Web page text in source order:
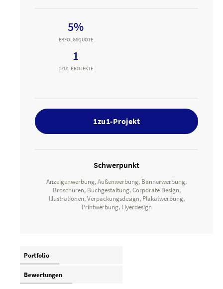
5%
ERFOLGSQUOTE
1
1ZU1-PROJEKTE
1zu1-Projekt
Schwerpunkt
Anzeigenwerbung, Außenwerbung, Bannerwerbung,
Broschüren, Buchgestaltung, Corporate Design,
Illustrationen, Verpackungsdesign, Plakatwerbung,
Printwerbung, Flyerdesign
Portfolio
Bewertungen